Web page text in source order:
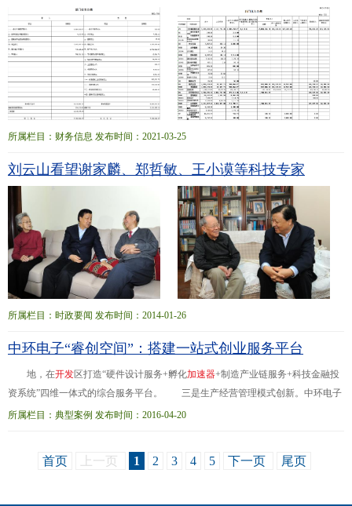
所属栏目：财务信息 发布时间：2021-03-25
刘云山看望谢家麟、郑哲敏、王小谟等科技专家
所属栏目：时政要闻 发布时间：2014-01-26
中环电子“睿创空间”：搭建一站式创业服务平台
地，在开发区打造“硬件设计服务+孵化加速器+制造产业链服务+科技金融投
资系统”四维一体式的综合服务平台。 三是生产经营管理模式创新。中环电子
集团积极推进企业与高校、科研院所、外部技术团队进行技术合作，促进技术创
3.5万平方米的产业化平台，一站式解决企业从初创、成长至壮大所需的空间、资
金、平台和服务。天津中环智地孵化平台预计每年引进10~15家智能硬件类创业项
所属栏目：典型案例 发布时间：2016-04-20
首页 上一页 1 2 3 4 5 下一页 尾页